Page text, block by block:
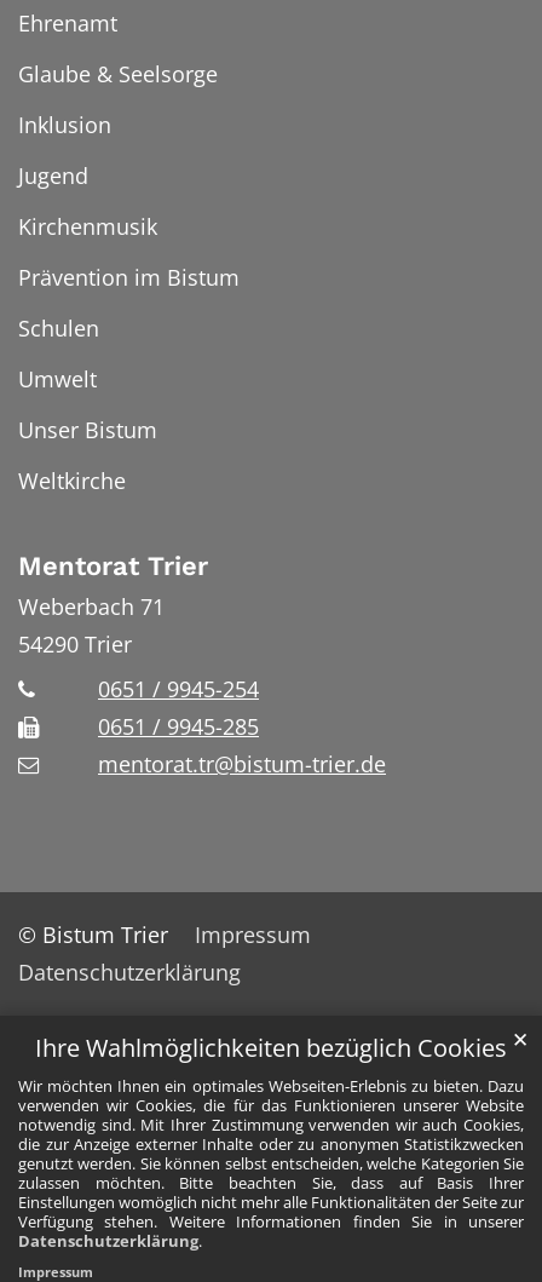
Ihre Wahlmöglichkeiten bezüglich Cookies
Wir möchten Ihnen ein optimales Webseiten-Erlebnis zu bieten. Dazu
verwenden wir Cookies, die für das Funktionieren unserer Website
notwendig sind. Mit Ihrer Zustimmung verwenden wir auch Cookies,
die zur Anzeige externer Inhalte oder zu anonymen Statistikzwecken
genutzt werden. Sie können selbst entscheiden, welche Kategorien Sie
zulassen möchten. Bitte beachten Sie, dass auf Basis Ihrer
Einstellungen womöglich nicht mehr alle Funktionalitäten der Seite zur
Verfügung stehen. Weitere Informationen finden Sie in unserer
Datenschutzerklärung.
✕
Impressum
Ehrenamt
Glaube & Seelsorge
Inklusion
Jugend
Kirchenmusik
Prävention im Bistum
Schulen
Umwelt
Unser Bistum
Weltkirche
Mentorat Trier
Weberbach 71
54290 Trier
0651 / 9945-254
0651 / 9945-285
mentorat.tr@bistum-trier.de
© Bistum Trier
Impressum
Datenschutzerklärung